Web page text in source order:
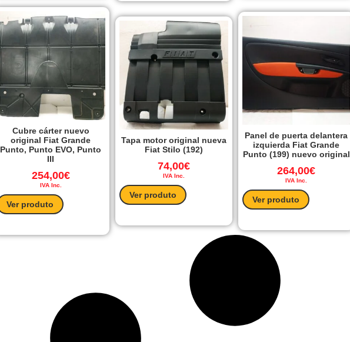
Cubre cárter nuevo
original Fiat Grande
Punto, Punto EVO, Punto
III
254,00€
IVA Inc.
Ver produto
Tapa motor original nueva
Fiat Stilo (192)
74,00€
IVA Inc.
Ver produto
Panel de puerta delantera
izquierda Fiat Grande
Punto (199) nuevo original
264,00€
IVA Inc.
Ver produto